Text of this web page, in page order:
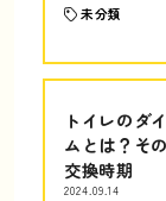
未分類
トイレのダ
ムとは？そ
交換時期
2024.09.14